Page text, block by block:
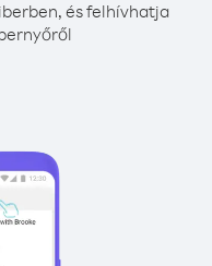
és felhívhatja